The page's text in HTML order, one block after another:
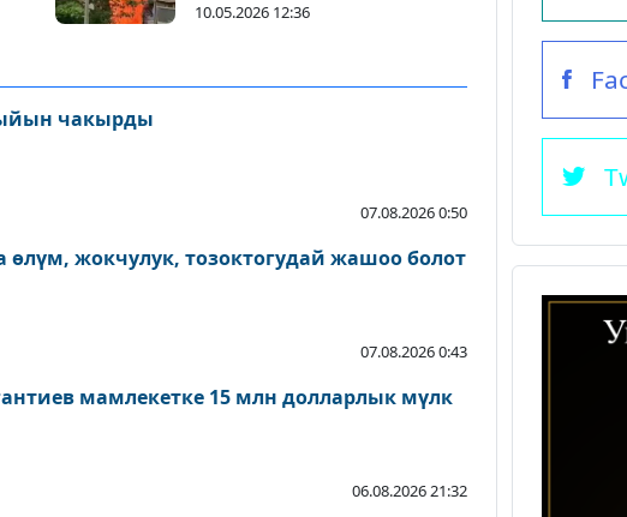
10.05.2026 12:36
чакырды
07.08.2026 0:50
жокчулук, тозоктогудай жашоо болот
07.08.2026 0:43
мамлекетке 15 млн долларлык мүлк
06.08.2026 21:32